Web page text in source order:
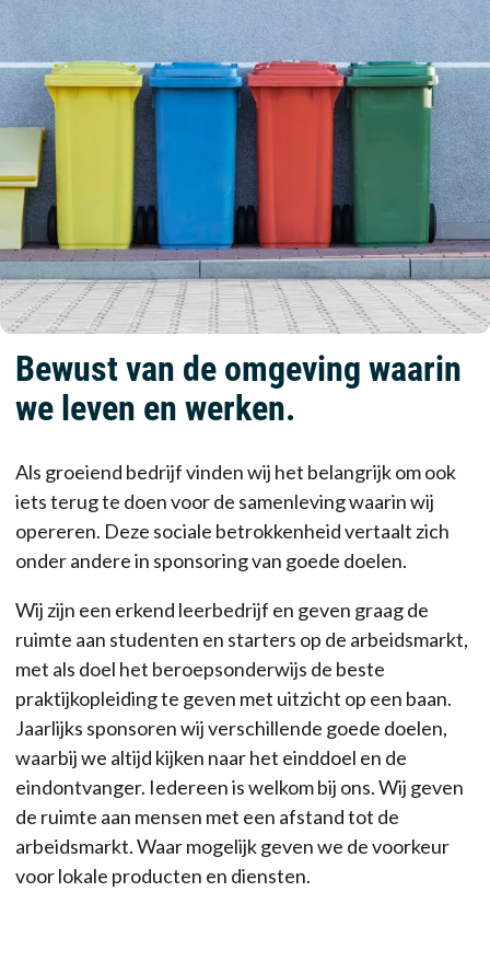
Bewust van de omgeving waarin
we leven en werken.
Als groeiend bedrijf vinden wij het belangrijk om ook
iets terug te doen voor de samenleving waarin wij
opereren. Deze sociale betrokkenheid vertaalt zich
onder andere in sponsoring van goede doelen.
Wij zijn een erkend leerbedrijf en geven graag de
ruimte aan studenten en starters op de arbeidsmarkt,
met als doel het beroepsonderwijs de beste
praktijkopleiding te geven met uitzicht op een baan.
Jaarlijks sponsoren wij verschillende goede doelen,
waarbij we altijd kijken naar het einddoel en de
eindontvanger. Iedereen is welkom bij ons. Wij geven
de ruimte aan mensen met een afstand tot de
arbeidsmarkt. Waar mogelijk geven we de voorkeur
voor lokale producten en diensten.